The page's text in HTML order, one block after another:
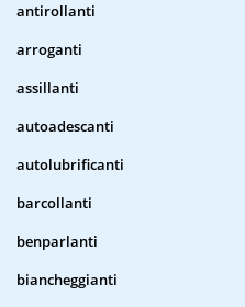
antirollanti
arroganti
assillanti
autoadescanti
autolubrificanti
barcollanti
benparlanti
biancheggianti